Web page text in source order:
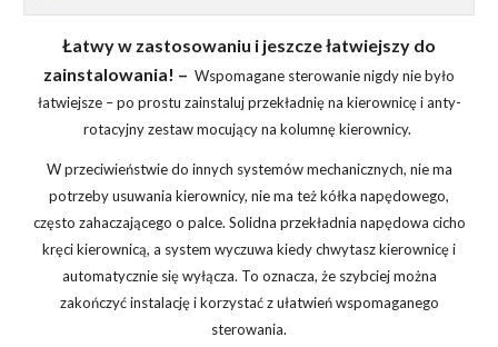
Łatwy w zastosowaniu i jeszcze łatwiejszy do
zainstalowania! – Wspomagane sterowanie nigdy nie było
łatwiejsze – po prostu zainstaluj przekładnię na kierownicę i anty-
rotacyjny zestaw mocujący na kolumnę kierownicy.
W przeciwieństwie do innych systemów mechanicznych, nie ma
potrzeby usuwania kierownicy, nie ma też kółka napędowego,
często zahaczającego o palce. Solidna przekładnia napędowa cicho
kręci kierownicą, a system wyczuwa kiedy chwytasz kierownicę i
automatycznie się wyłącza. To oznacza, że szybciej można
zakończyć instalację i korzystać z ułatwień wspomaganego
sterowania.